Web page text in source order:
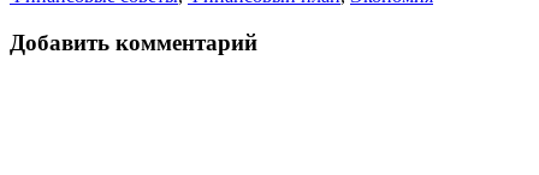
Добавить комментарий